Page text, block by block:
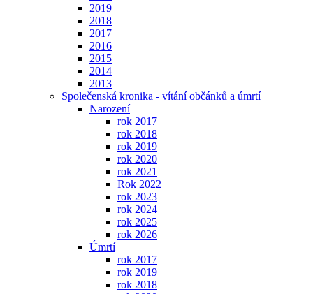
2019
2018
2017
2016
2015
2014
2013
Společenská kronika - vítání občánků a úmrtí
Narození
rok 2017
rok 2018
rok 2019
rok 2020
rok 2021
Rok 2022
rok 2023
rok 2024
rok 2025
rok 2026
Úmrtí
rok 2017
rok 2019
rok 2018